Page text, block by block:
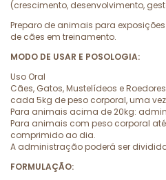
(crescimento, desenvolvimento,
Preparo de animais para
de cães em treinamento.
MODO DE USAR E POSOLOGIA:
Uso Oral
Cães, Gatos, Mustelídeos e
cada 5kg de peso corporal, uma
Para animais acima de 20kg:
Para animais com peso corporal
comprimido ao dia.
A administração poderá ser
FORMULAÇÃO: